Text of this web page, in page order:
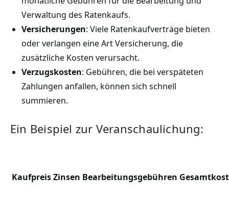
Verwaltung des Ratenkaufs.
Versicherungen: Viele Ratenkaufverträge bieten
oder verlangen eine Art Versicherung, die
zusätzliche Kosten verursacht.
Verzugskosten: Gebühren, die bei verspäteten
Zahlungen anfallen, können sich schnell
summieren.
Ein Beispiel zur Veranschaulichung:
KaufpreisZinsen Bearbeitungsgebühren